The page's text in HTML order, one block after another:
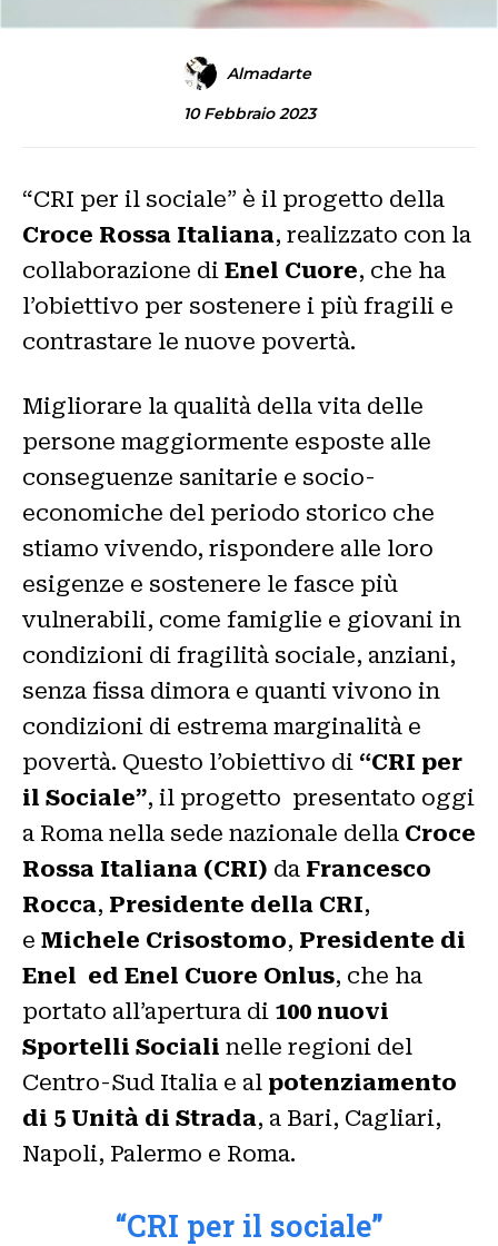
Almadarte
10 Febbraio 2023
“CRI per il sociale” è il progetto della
Croce Rossa Italiana, realizzato con la
collaborazione di Enel Cuore, che ha
l’obiettivo per sostenere i più fragili e
contrastare le nuove povertà.
Migliorare la qualità della vita delle
persone maggiormente esposte alle
conseguenze sanitarie e socio-
economiche del periodo storico che
stiamo vivendo, rispondere alle loro
esigenze e sostenere le fasce più
vulnerabili, come famiglie e giovani in
condizioni di fragilità sociale, anziani,
senza fissa dimora e quanti vivono in
condizioni di estrema marginalità e
povertà. Questo l’obiettivo di “CRI per
il Sociale”, il progetto presentato oggi
a Roma nella sede nazionale della Croce
Rossa Italiana (CRI) da Francesco
Rocca, Presidente della CRI,
e Michele Crisostomo, Presidente di
Enel ed Enel Cuore Onlus, che ha
portato all’apertura di 100 nuovi
Sportelli Sociali nelle regioni del
Centro-Sud Italia e al potenziamento
di 5 Unità di Strada, a Bari, Cagliari,
Napoli, Palermo e Roma.
“CRI per il sociale”